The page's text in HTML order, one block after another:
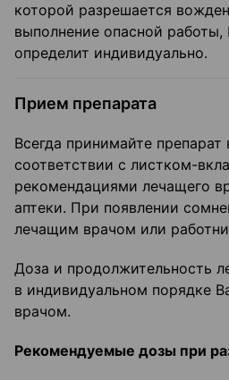
которой разрешается
выполнение опасной
определит индивидуально.
Прием препарата
Всегда принимайте препарат
соответствии с листком-
рекомендациями лечащего
аптеки. При появлении
лечащим врачом или
Доза и продолжительность
в индивидуальном порядке
врачом.
Рекомендуемые дозы при